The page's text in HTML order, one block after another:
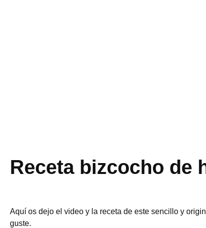
Receta bizcocho de
Aquí os dejo el video y la receta de este sencillo y
guste.